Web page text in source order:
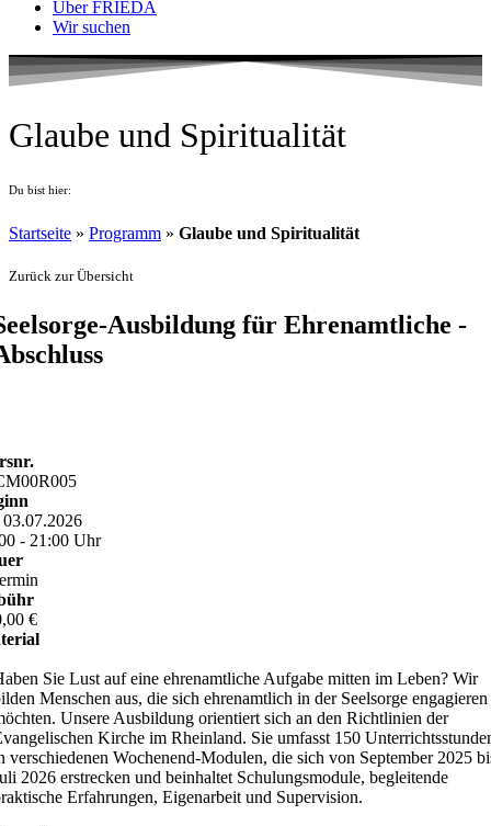
Über FRIEDA
Wir suchen
Glaube und Spiritualität
Du bist hier:
Startseite » Programm » Glaube und Spiritualität
Zurück zur Übersicht
Ausbildung für Ehrenamtliche -
03.07.2026
- 21:00 Uhr
€
Sie Lust auf eine ehrenamtliche Aufgabe mitten im Leben? Wir
Menschen aus, die sich ehrenamtlich in der Seelsorge engagieren
Unsere Ausbildung orientiert sich an den Richtlinien der
Kirche im Rheinland. Sie umfasst 150
verschiedenen Wochenend-Modulen, die sich von September 2025
2026 erstrecken und beinhaltet Schulungsmodule, begleitende
Erfahrungen, Eigenarbeit und Supervision.